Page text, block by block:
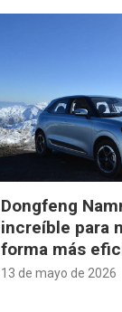
Dongfeng
increíble para
forma más
13 de mayo de 2026